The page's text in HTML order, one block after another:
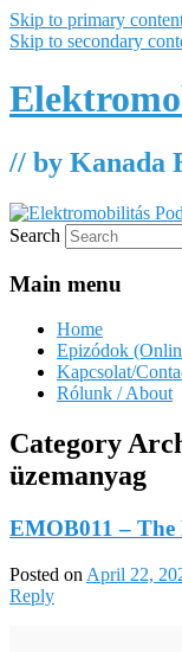
Skip to primary
Skip to secondary
// by Kanada
Search
Main menu
Home
Epizódok
Kapcsolat/
Rólunk / About
Category
üzemanyag
EMOB011 – The
Posted on April 22,
Reply